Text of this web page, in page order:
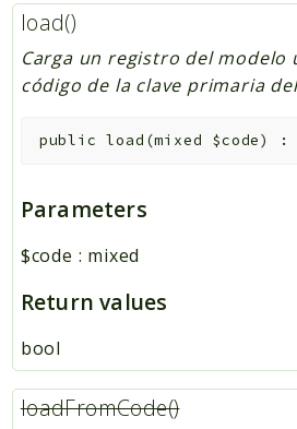
load()
Carga un registro del modelo
código de la clave primaria
public load (mixed $code)
Parameters
$code : mixed
Return values
bool
loadFromCode()